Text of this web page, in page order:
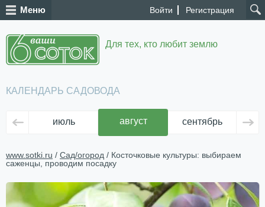
Войти Регистрация
Меню
Для тех, кто любит землю
КАЛЕНДАРЬ САДОВОДА
июль август сентябрь
www.sotki.ru / Сад/огород / Косточковые культуры: выбираем
саженцы, проводим посадку